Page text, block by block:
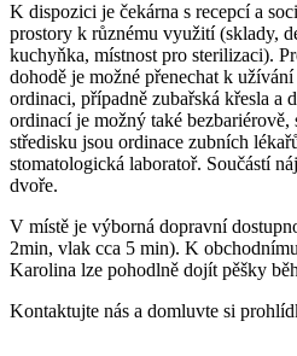
K dispozici je čekárna s recepcí a
prostory k různému využití (sklady,
kuchyňka, místnost pro sterilizaci).
dohodě je možné přenechat k
ordinaci, případně zubařská křesla a
ordinací je možný také
středisku jsou ordinace zubních
stomatologická laboratoř. Součástí
dvoře.
V místě je výborná dopravní
2min, vlak cca 5 min). K
Karolina lze pohodlně dojít pěšky
Kontaktujte nás a domluvte si